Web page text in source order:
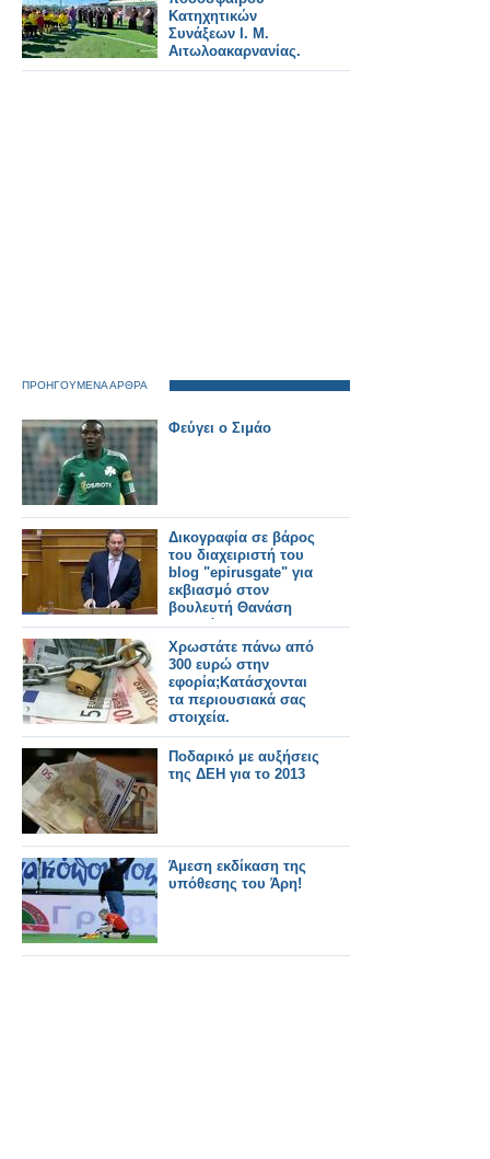
Κατηχητικών
Συνάξεων Ι. Μ.
Αιτωλοακαρνανίας.
ΠΡΟΗΓΟΥΜΕΝΑ ΑΡΘΡΑ
Φεύγει ο Σιμάο
Δικογραφία σε βάρος
του διαχειριστή του
blog "epirusgate" για
εκβιασμό στον
βουλευτή Θανάση
Οικονόμου!
Χρωστάτε πάνω από
300 ευρώ στην
εφορία;Κατάσχονται
τα περιουσιακά σας
στοιχεία.
Ποδαρικό με αυξήσεις
της ΔΕΗ για το 2013
Άμεση εκδίκαση της
υπόθεσης του Άρη!